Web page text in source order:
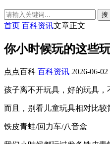
搜
首页 百科资讯文章正文
你小时候玩的这些
点点百科 百科资讯 2026-06-
孩子离不开玩具，好的玩具，
而且，别看儿童玩具相对比
铁皮青蛙/回力车/八音盒